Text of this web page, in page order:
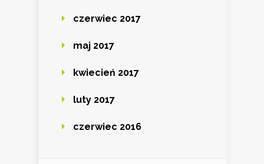
czerwiec 2017
maj 2017
kwiecień 2017
luty 2017
czerwiec 2016